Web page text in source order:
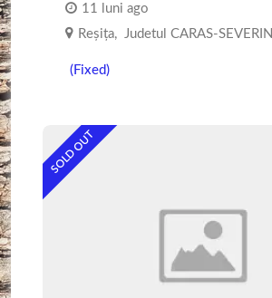
11 luni ago
Reşiţa, Judetul CARAS-SEVERIN
(Fixed)
SOLD OUT